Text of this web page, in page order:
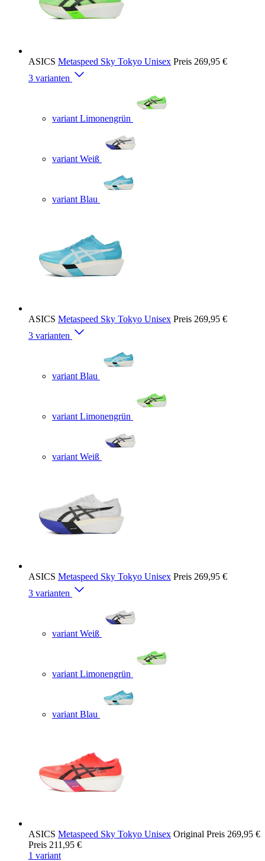
ASICS Metaspeed Sky Tokyo Unisex Preis 269,95 €
3 varianten
variant Limonengrün
variant Weiß
variant Blau
ASICS Metaspeed Sky Tokyo Unisex Preis 269,95 €
3 varianten
variant Blau
variant Limonengrün
variant Weiß
ASICS Metaspeed Sky Tokyo Unisex Preis 269,95 €
3 varianten
variant Weiß
variant Limonengrün
variant Blau
ASICS Metaspeed Sky Tokyo Unisex Original Preis 269,95 €
Preis 211,95 €
1 variant